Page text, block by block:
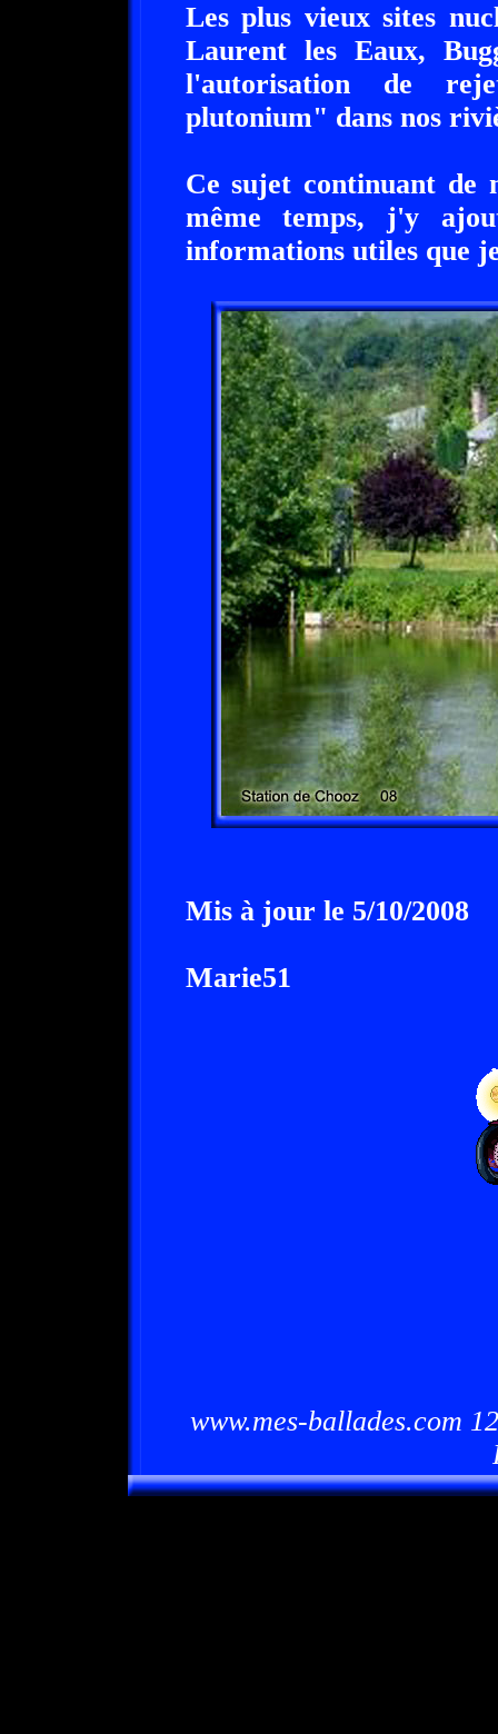
Les plus vieux sites
Laurent les Eaux,
l'autorisation de
plutonium" dans nos
Ce sujet continuant de
même temps, j'y
informations utiles que
Mis à jour le 5/10/2008
Marie51
www.mes-ballades.com